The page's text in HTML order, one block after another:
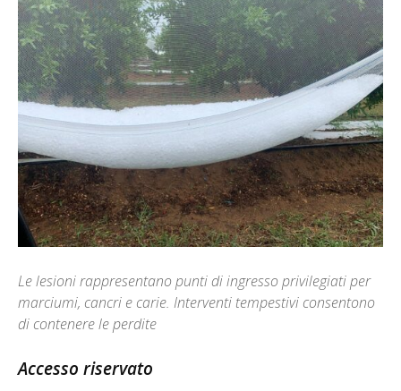
Le lesioni rappresentano punti di ingresso privilegiati per
marciumi, cancri e carie. Interventi tempestivi consentono
di contenere le perdite
Accesso riservato